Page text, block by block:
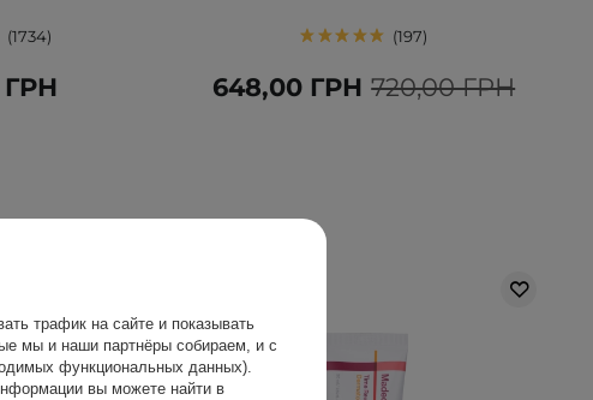
1734
ГРН
197
720,00 ГРН
648,00 ГРН
трафик на сайте и показывать
мы и наши партнёры собираем, и с
функциональных данных).
вы можете найти в